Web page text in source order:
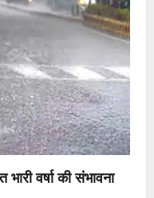
वर्षा की संभावना